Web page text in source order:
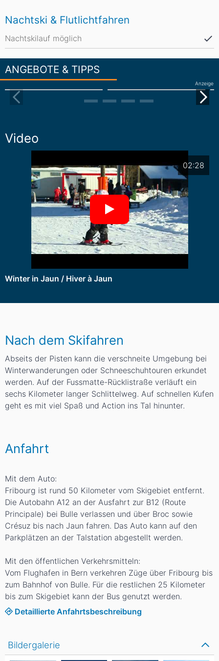
Nachtski & Flutlichtfahren
Nachtskilauf möglich
ANGEBOTE & TIPPS
Anzeige
Video
02:28
Winter in Jaun / Hiver à Jaun
Nach dem Skifahren
Abseits der Pisten kann die verschneite Umgebung bei
Winterwanderungen oder Schneeschuhtouren erkundet
werden. Auf der Fussmatte-Rücklistraße verläuft ein
sechs Kilometer langer Schlittelweg. Auf schnellen Kufen
geht es mit viel Spaß und Action ins Tal hinunter.
Anfahrt
Mit dem Auto:
Fribourg ist rund 50 Kilometer vom Skigebiet entfernt.
Die Autobahn A12 an der Ausfahrt zur B12 (Route
Principale) bei Bulle verlassen und über Broc sowie
Crésuz bis nach Jaun fahren. Das Auto kann auf den
Parkplätzen an der Talstation abgestellt werden.
Mit den öffentlichen Verkehrsmitteln:
Vom Flughafen in Bern verkehren Züge über Fribourg bis
zum Bahnhof von Bulle. Für die restlichen 25 Kilometer
bis zum Skigebiet kann der Bus genutzt werden.
Detaillierte Anfahrtsbeschreibung
Bildergalerie